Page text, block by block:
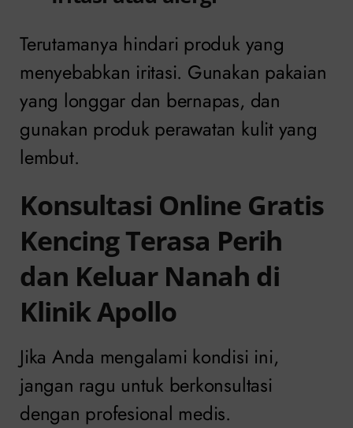
Terutamanya hindari produk yang
menyebabkan iritasi. Gunakan pakaian
yang longgar dan bernapas, dan
gunakan produk perawatan kulit yang
lembut.
Konsultasi Online Gratis
Kencing Terasa Perih
dan Keluar Nanah di
Klinik Apollo
Jika Anda mengalami kondisi ini,
jangan ragu untuk berkonsultasi
dengan profesional medis.